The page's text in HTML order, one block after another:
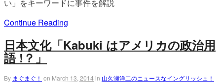
い」をキーワードに事件を解説
Continue Reading
日本文化「Kabuki はアメリカの政治用
語 !？」
By まぐまぐ！ on March 13, 2014 in 山久瀬洋二のニュースなイングリッシュ！